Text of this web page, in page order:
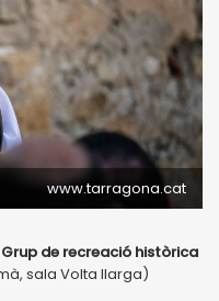
www.tarragona.cat
de recreació històrica
sala Volta llarga)